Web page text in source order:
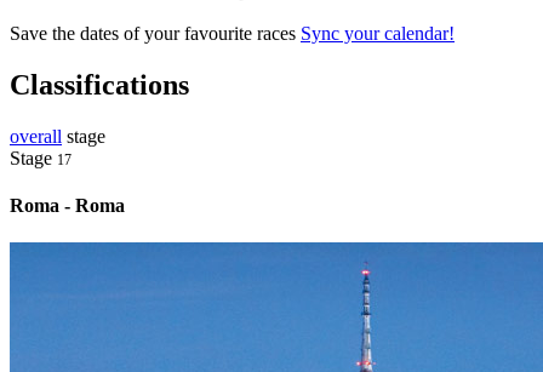
Save the dates of your favourite races Sync your calendar!
Classifications
overall stage
Stage 17
Roma - Roma